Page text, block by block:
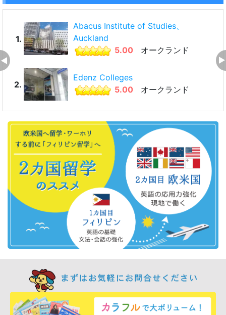
1.
Abacus Institute of Studies、
Auckland
5.00
オークランド
2.
Edenz Colleges
5.00
オークランド